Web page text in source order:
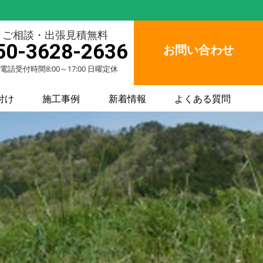
ご相談・出張見積無料
3628-2636
話受付時間8:00～17:00 日曜定休
お問い合わせ
け 施工事例 新着情報 よくある質問